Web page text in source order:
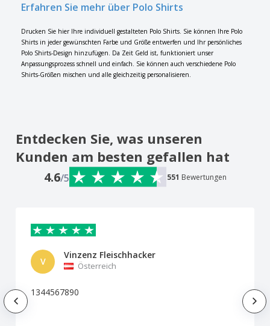
Erfahren Sie mehr über Polo Shirts
Drucken Sie hier Ihre individuell gestalteten Polo Shirts. Sie können Ihre Polo
Shirts in jeder gewünschten Farbe und Größe entwerfen und Ihr persönliches
Polo Shirts-Design hinzufügen. Da Zeit Geld ist, funktioniert unser
Anpassungsprozess schnell und einfach. Sie können auch verschiedene Polo
Shirts-Größen mischen und alle gleichzeitig personalisieren.
Entdecken Sie, was unseren
Kunden am besten gefallen hat
4.6/5 551 Bewertungen
V
Vinzenz Fleischhacker
Österreich
1344567890